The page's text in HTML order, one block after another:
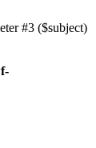
#3 ($subject)